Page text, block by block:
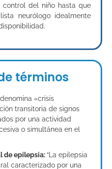
del niño hasta que
neurólogo idealmente
términos
«crisis
transitoria de signos
por una actividad
o simultánea en el
de epilepsia: “La epilepsia
caracterizado por una